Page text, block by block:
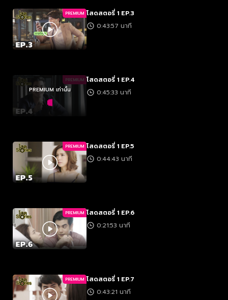
PREMIUM โสดสตอรี่ 1 EP.3
0:43:57 นาที
PREMIUM
PREMIUM เท่านั้น
โสดสตอรี่ 1 EP.4
0:45:33 นาที
PREMIUM โสดสตอรี่ 1 EP.5
0:44:43 นาที
PREMIUM โสดสตอรี่ 1 EP.6
0:21:53 นาที
PREMIUM โสดสตอรี่ 1 EP.7
0:43:21 นาที